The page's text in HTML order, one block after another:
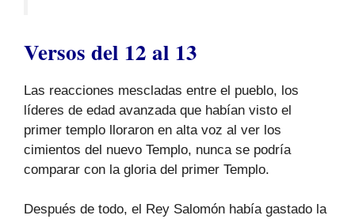
Versos del 12 al 13
Las reacciones mescladas entre el pueblo, los
líderes de edad avanzada que habían visto el
primer templo lloraron en alta voz al ver los
cimientos del nuevo Templo, nunca se podría
comparar con la gloria del primer Templo.
Después de todo, el Rey Salomón había gastado la